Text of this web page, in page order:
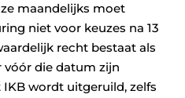
maandelijks moet
niet voor keuzes na 13
recht bestaat als
vóór die datum zijn
wordt uitgeruild, zelfs